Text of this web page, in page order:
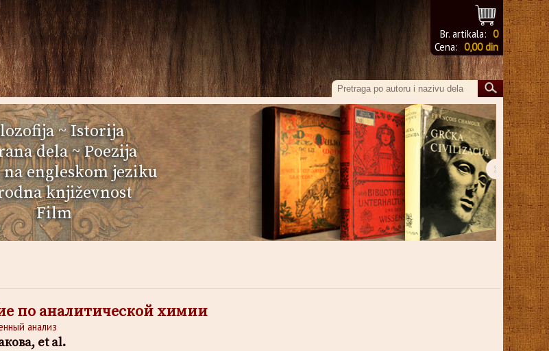
Br. artikala: 0
Cena: 0,00 din
~Istorija
dela~Poezija
engleskom jeziku
književnost
Film
›
по аналитической химии
анализ
et al.